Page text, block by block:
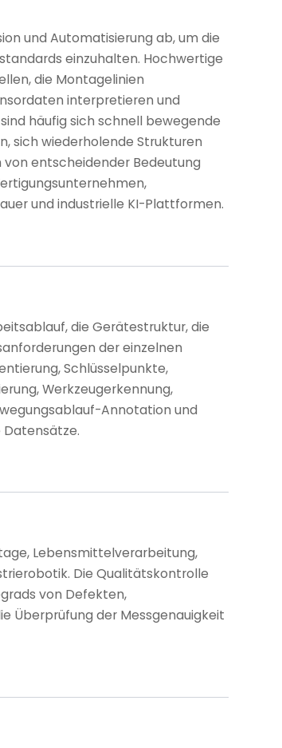
und Automatisierung ab, um die
einzuhalten. Hochwertige
die Montagelinien
interpretieren und
häufig sich schnell bewegende
sich wiederholende Strukturen
entscheidender Bedeutung
und industrielle KI-Plattformen.
die Gerätestruktur, die
der einzelnen
Schlüsselpunkte,
Werkzeugerkennung,
Annotation und
Lebensmittelverarbeitung,
Die Qualitätskontrolle
von Defekten,
Überprüfung der Messgenauigkeit